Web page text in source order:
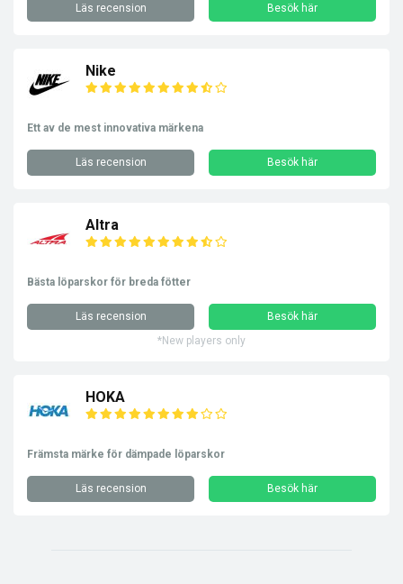
Läs recension Besök här
Nike
Ett av de mest innovativa märkena
Läs recension Besök här
Altra
Bästa löparskor för breda fötter
Läs recension
Besök här
*New players only
HOKA
Främsta märke för dämpade löparskor
Läs recension Besök här